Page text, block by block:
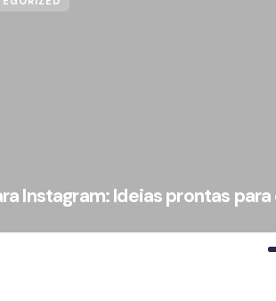
Instagram: Ideias prontas